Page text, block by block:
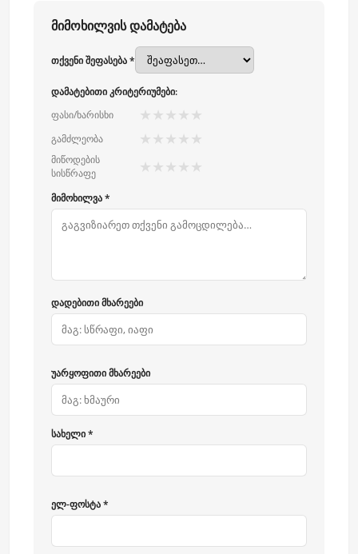
მიმოხილვის დამატება
თქვენი შეფასება *
დამატებითი კრიტერიუმები:
ფასი/ხარისხი
★ ★ ★ ★ ★
გამძლეობა ★ ★ ★ ★ ★
მიწოდების
სისწრაფე
★ ★ ★ ★ ★
მიმოხილვა *
დადებითი მხარეები
უარყოფითი მხარეები
სახელი *
ელ-ფოსტა *